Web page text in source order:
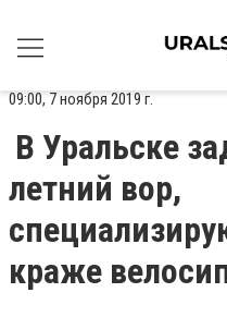
09:00, 7 ноября 2019 г.
В Уральске
летний вор,
краже